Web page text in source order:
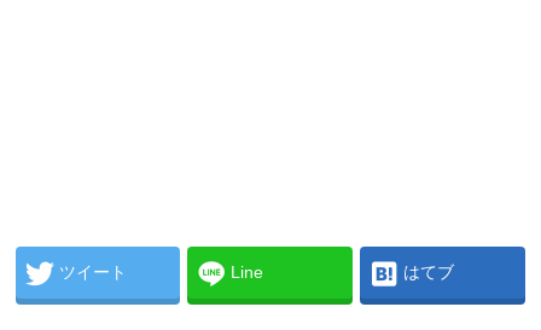
ツイート Line はてブ